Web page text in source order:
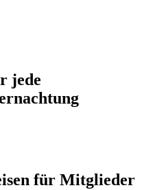
jede
für Mitglieder